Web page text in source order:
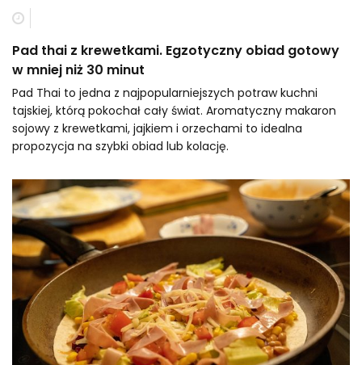
Pad thai z krewetkami. Egzotyczny obiad gotowy
w mniej niż 30 minut
Pad Thai to jedna z najpopularniejszych potraw kuchni
tajskiej, którą pokochał cały świat. Aromatyczny makaron
sojowy z krewetkami, jajkiem i orzechami to idealna
propozycja na szybki obiad lub kolację.